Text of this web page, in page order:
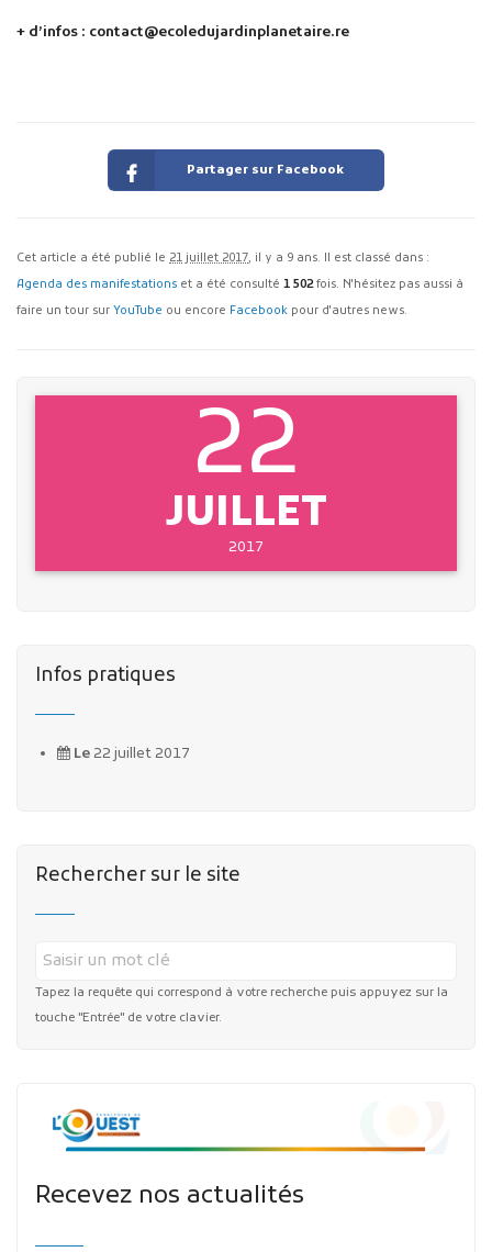
+ d’infos : contact@ecoledujardinplanetaire.re
Partager sur Facebook
Cet article a été publié le 21 juillet 2017, il y a 9 ans. Il est classé dans :
Agenda des manifestations et a été consulté 1 502fois. N'hésitez pas aussi à
faire un tour sur YouTube ou encore Facebook pour d'autres news.
22
JUILLET
2017
Infos pratiques
Le22 juillet 2017
Rechercher sur le site
Tapez la requête qui correspond à votre recherche puis appuyez sur la
touche "Entrée" de votre clavier.
Recevez nos actualités